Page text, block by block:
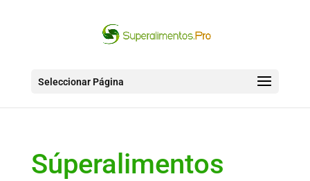
Seleccionar Página
Súperalimentos